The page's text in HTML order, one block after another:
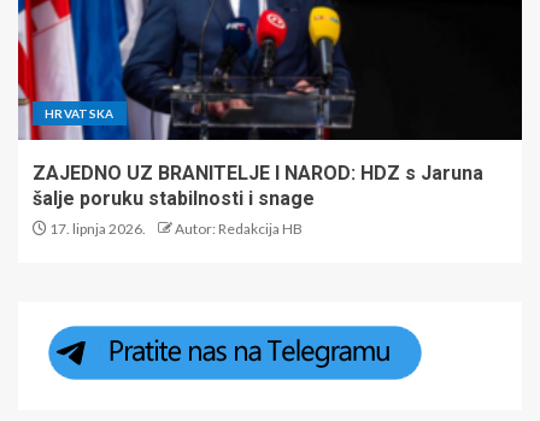
HRVATSKA
ZAJEDNO UZ BRANITELJE I NAROD: HDZ s Jaruna
šalje poruku stabilnosti i snage
17. lipnja 2026. Autor: Redakcija HB